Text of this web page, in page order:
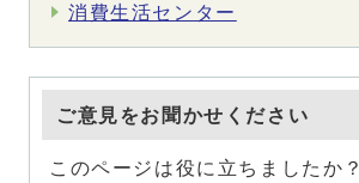
消費生活センター
ご意見をお聞かせください
このページは役に立ちましたか？